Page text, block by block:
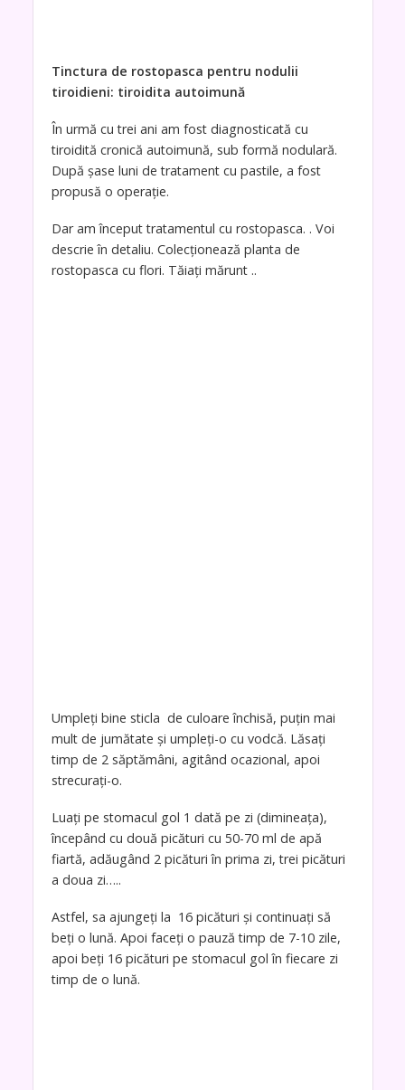
Tinctura de rostopasca pentru nodulii
tiroidieni: tiroidita autoimună
În urmă cu trei ani am fost diagnosticată cu
tiroidită cronică autoimună, sub formă nodulară.
După șase luni de tratament cu pastile, a fost
propusă o operație.
Dar am început tratamentul cu rostopasca. . Voi
descrie în detaliu. Colecționează planta de
rostopasca cu flori. Tăiați mărunt ..
Umpleți bine sticla de culoare închisă, puțin mai
mult de jumătate și umpleți-o cu vodcă. Lăsați
timp de 2 săptămâni, agitând ocazional, apoi
strecurați-o.
Luați pe stomacul gol 1 dată pe zi (dimineața),
începând cu două picături cu 50-70 ml de apă
fiartă, adăugând 2 picături în prima zi, trei picături
a doua zi…..
Astfel, sa ajungeți la 16 picături și continuați să
beți o lună. Apoi faceți o pauză timp de 7-10 zile,
apoi beți 16 picături pe stomacul gol în fiecare zi
timp de o lună.